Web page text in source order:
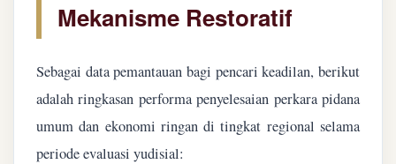
Mekanisme Restoratif
Sebagai data pemantauan bagi pencari keadilan, berikut
adalah ringkasan performa penyelesaian perkara pidana
umum dan ekonomi ringan di tingkat regional selama
periode evaluasi yudisial: